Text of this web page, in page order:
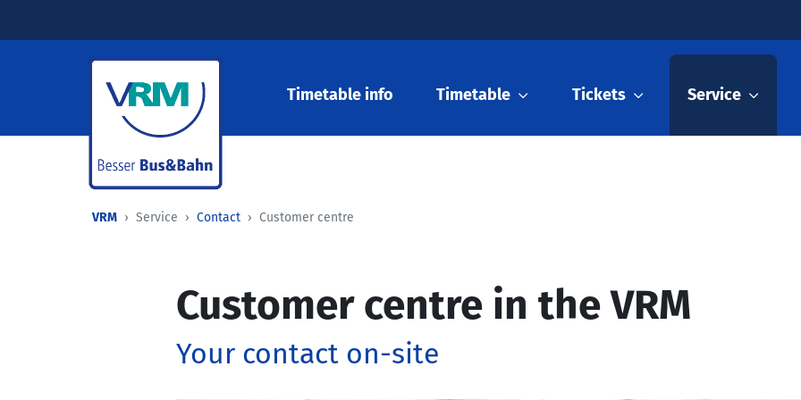
Timetable info Timetable Tickets Service
VRM Service Contact Customer centre
Customer centre in the VRM
Your contact on-site